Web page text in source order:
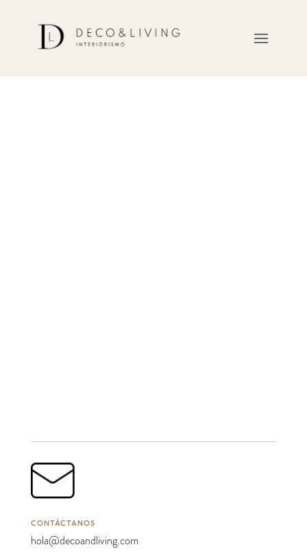
CONTÁCTANOS
hola@decoandliving.com